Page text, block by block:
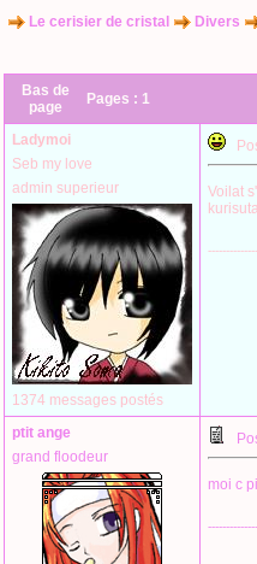
Le cerisier de cristal Divers
Bas de
page
Pages : 1
Ladymoi
Seb my love
admin superieur
1374 messages postés
Voilat
ptit ange
grand floodeur
moi c